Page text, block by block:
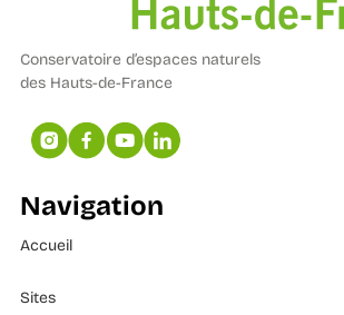
Conservatoire d’espaces naturels
des Hauts-de-France
Navigation
Accueil
Sites